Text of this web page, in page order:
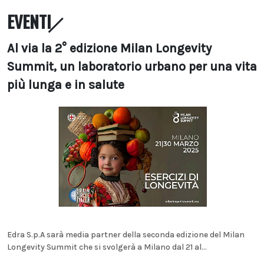
EVENTI
Al via la 2° edizione Milan Longevity
Summit, un laboratorio urbano per una vita
più lunga e in salute
Edra S.p.A sarà media partner della seconda edizione del Milan
Longevity Summit che si svolgerà a Milano dal 21 al...